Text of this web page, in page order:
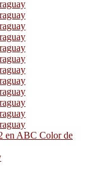
en ABC Color de